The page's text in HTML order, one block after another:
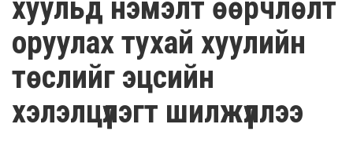
хуульд нэмэлт өөрчлөлт
оруулах тухай хуулийн
төслийг эцсийн
хэлэлцүүлэгт шилжүүллээ